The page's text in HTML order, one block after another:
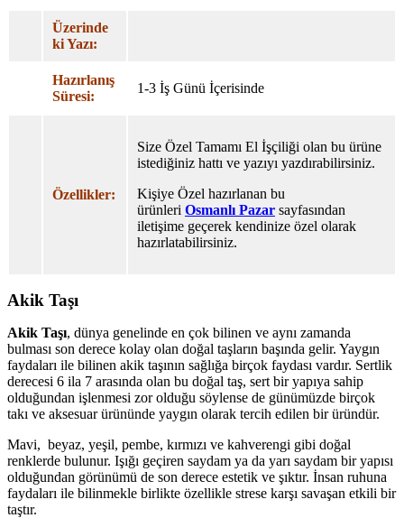
Üzerinde
ki Yazı:
Hazırlanış
Süresi:
1-3 İş Günü İçerisinde
Özellikler:
Size Özel Tamamı El İşçiliği olan bu ürüne
istediğiniz hattı ve yazıyı yazdırabilirsiniz.
Kişiye Özel hazırlanan bu
ürünleri Osmanlı Pazar sayfasından
iletişime geçerek kendinize özel olarak
hazırlatabilirsiniz.
Akik Taşı
Akik Taşı, dünya genelinde en çok bilinen ve aynı zamanda
bulması son derece kolay olan doğal taşların başında gelir. Yaygın
faydaları ile bilinen akik taşının sağlığa birçok faydası vardır. Sertlik
derecesi 6 ila 7 arasında olan bu doğal taş, sert bir yapıya sahip
olduğundan işlenmesi zor olduğu söylense de günümüzde birçok
takı ve aksesuar ürününde yaygın olarak tercih edilen bir üründür.
Mavi, beyaz, yeşil, pembe, kırmızı ve kahverengi gibi doğal
renklerde bulunur. Işığı geçiren saydam ya da yarı saydam bir yapısı
olduğundan görünümü de son derece estetik ve şıktır. İnsan ruhuna
faydaları ile bilinmekle birlikte özellikle strese karşı savaşan etkili bir
taştır.